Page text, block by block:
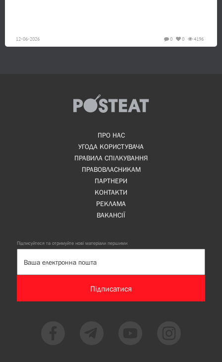
12-06-2026 4196
0
0
ПРО НАС
УГОДА КОРИСТУВАЧА
ПРАВИЛА СПІЛКУВАННЯ
ПРАВОВЛАСНИКАМ
ПАРТНЕРИ
КОНТАКТИ
РЕКЛАМА
ВАКАНСІЇ
Підписуйтеся та отримуйте нові матеріали першими
Підписатися